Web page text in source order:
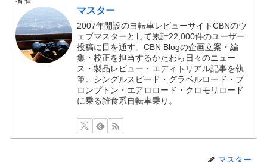
マスター
2007年開設の自転車レビューサイトCBNのウ
ェブマスターとして累計22,000件のユーザー
投稿に目を通す。CBN Blogの企画立案・編
集・校正を担当するかたわら日々のニュー
ス・製品レビュー・エディトリアル記事を執
筆。シングルスピード・グラベルロード・ブ
ロンプトン・エアロロード・クロモリロード
に乗る雑食系自転車乗り。
マスター